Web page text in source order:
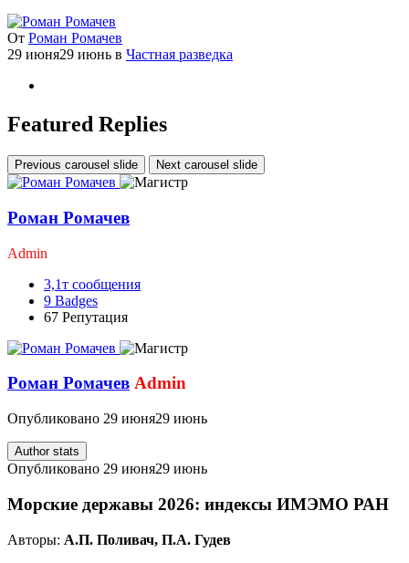
От Роман Ромачев
29 июня29 июнь в Частная разведка
Featured Replies
Previous carousel slide Next carousel slide
Роман Ромачев
Admin
3,1т сообщения
9 Badges
67 Репутация
Роман Ромачев Admin
Опубликовано 29 июня29 июнь
Author stats
Опубликовано 29 июня29 июнь
Морские державы 2026: индексы ИМЭМО РАН
Авторы: А.П. Поливач, П.А. Гудев